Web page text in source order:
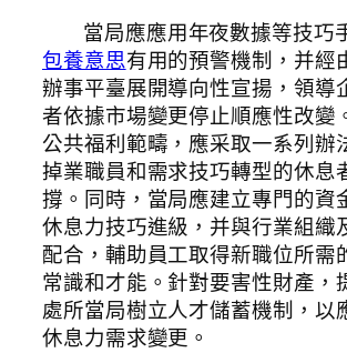
當局應應用年夜數據等技巧
包養意思有用的預警機制，并經
辦事平臺展開導向性宣揚，領導
者依據市場變更停止順應性改變
公共福利範疇，應采取一系列辦
掉業職員和需求技巧轉型的休息
撐。同時，當局應建立專門的資
休息力技巧進級，并與行業組織
配合，輔助員工取得新職位所需
常識和才能。針對要害性財產，
處所當局樹立人才儲蓄機制，以
休息力需求變更。